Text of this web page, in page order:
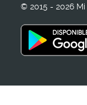
© 2015 - 2026